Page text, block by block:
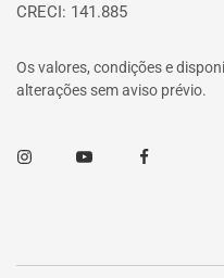
CRECI: 141.885
Os valores, condições e
alterações sem aviso prévio.
InstagramYoutube Facebook